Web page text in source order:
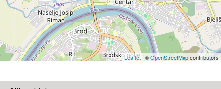
Leaflet| ©OpenStreetMapcontributors